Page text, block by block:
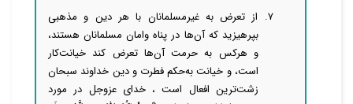
۷. از تعرض به غیرمسلمانان با هر دین و مذهبی
بپرهیزید که آن‌ها در پناه وامان مسلمانان هستند،
و هرکس به حرمت آن‌ها تعرض کند خیانت‌کار
است، و خیانت به‌حکم فطرت و دین خداوند سبحان
زشت‌ترین افعال است ، خدای عزوجل در مورد